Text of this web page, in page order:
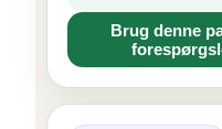
Brug denne